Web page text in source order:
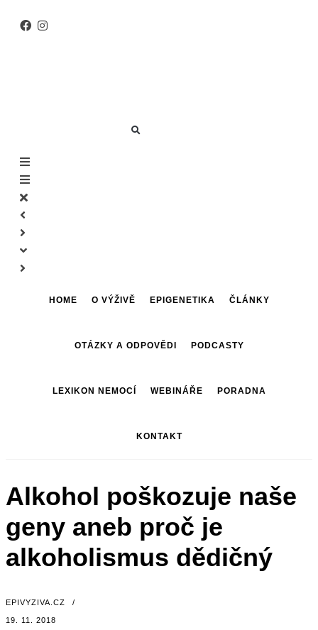
HOME O VÝŽIVĚ EPIGENETIKA ČLÁNKY
OTÁZKY A ODPOVĚDI PODCASTY
LEXIKON NEMOCÍ WEBINÁŘE PORADNA
KONTAKT
Alkohol poškozuje naše
geny aneb proč je
alkoholismus dědičný
EPIVYZIVA.CZ /
19. 11. 2018